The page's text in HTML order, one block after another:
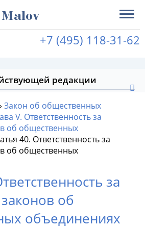
Malov
+7 (495) 118-31-62
редакции
Закон об общественных
V. Ответственность за
об общественных
40. Ответственность за
об общественных
за
об
объединениях